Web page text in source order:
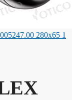
280x65 1